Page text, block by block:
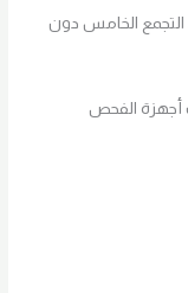
الخامس دون
أجهزة الفحص